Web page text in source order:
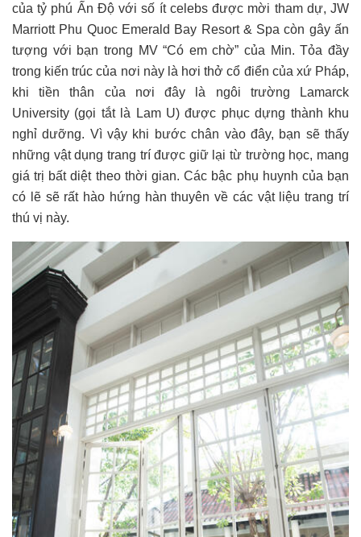
của tỷ phú Ấn Độ với số ít celebs được mời tham dự, JW
Marriott Phu Quoc Emerald Bay Resort & Spa còn gây ấn
tượng với bạn trong MV “Có em chờ” của Min. Tỏa đầy
trong kiến trúc của nơi này là hơi thở cổ điển của xứ Pháp,
khi tiền thân của nơi đây là ngôi trường
Lamarck
University (gọi tắt là Lam U) được phục dựng thành khu
nghỉ dưỡng. Vì vậy khi bước chân vào đây, bạn sẽ thấy
những vật dụng trang trí được giữ lại từ trường học, mang
giá trị bất diệt theo thời gian. Các bậc phụ huynh của bạn
có lẽ sẽ rất hào hứng hàn thuyên về các vật liệu trang trí
thú vị này.